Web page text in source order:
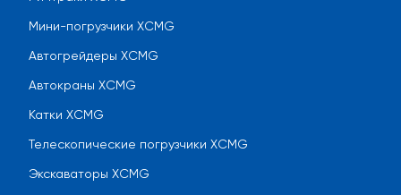
Мини-погрузчики XCMG
Автогрейдеры XCMG
Автокраны XCMG
Катки XCMG
Телескопические погрузчики XCMG
Экскаваторы XCMG